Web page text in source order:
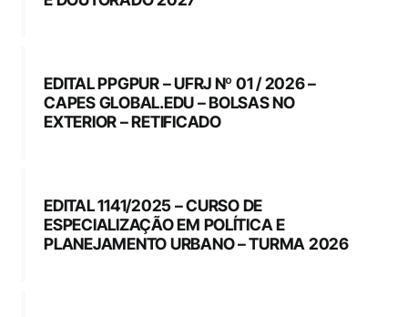
EDITAL PPGPUR – UFRJ Nº 01 / 2026 –
CAPES GLOBAL.EDU – BOLSAS NO
EXTERIOR – RETIFICADO
EDITAL 1141/2025 – CURSO DE
ESPECIALIZAÇÃO EM POLÍTICA E
PLANEJAMENTO URBANO – TURMA 2026